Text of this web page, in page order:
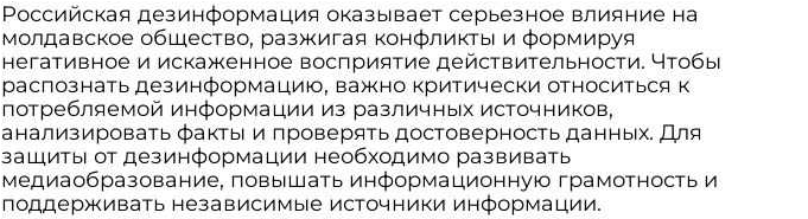
Российская дезинформация оказывает серьезное влияние на
молдавское общество, разжигая конфликты и формируя
негативное и искаженное восприятие действительности. Чтобы
распознать дезинформацию, важно критически относиться к
потребляемой информации из различных источников,
анализировать факты и проверять достоверность данных. Для
защиты от дезинформации необходимо развивать
медиаобразование, повышать информационную грамотность и
поддерживать независимые источники информации.